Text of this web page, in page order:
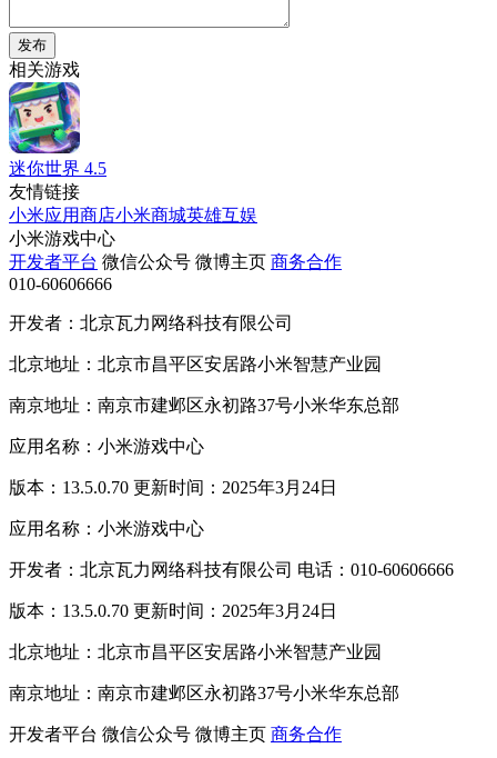
发布
相关游戏
迷你世界 4.5
友情链接
小米应用商店小米商城英雄互娱
小米游戏中心
开发者平台 微信公众号 微博主页 商务合作
010-60606666
开发者：北京瓦力网络科技有限公司
北京地址：北京市昌平区安居路小米智慧产业园
南京地址：南京市建邺区永初路37号小米华东总部
应用名称：小米游戏中心
版本：13.5.0.70 更新时间：2025年3月24日
应用名称：小米游戏中心
开发者：北京瓦力网络科技有限公司 电话：010-60606666
版本：13.5.0.70 更新时间：2025年3月24日
北京地址：北京市昌平区安居路小米智慧产业园
南京地址：南京市建邺区永初路37号小米华东总部
开发者平台 微信公众号 微博主页 商务合作